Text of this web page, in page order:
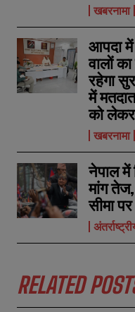
खबरनामा
आपदा
वालों
रहेगा
में
को लेकर
खबरनामा
नेपाल में
मांग
सीमा
RELATED